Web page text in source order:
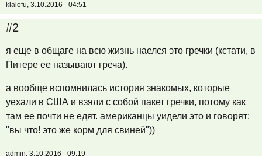
klalofu, 3.10.2016 - 04:51
#2
я еще в общаге на всю жизнь наелся это гречки (кстати, в
Питере ее называют греча).
а вообще вспомнилась история знакомых, которые
уехали в США и взяли с собой пакет гречки, потому как
там ее почти не едят. американцы уидели это и говорят:
"вы что! это же корм для свиней"))
admin, 3.10.2016 - 09:19